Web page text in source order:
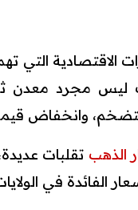
التي
ليس مجرد
وانخفاض
الذهب تقلبات
الفائدة في